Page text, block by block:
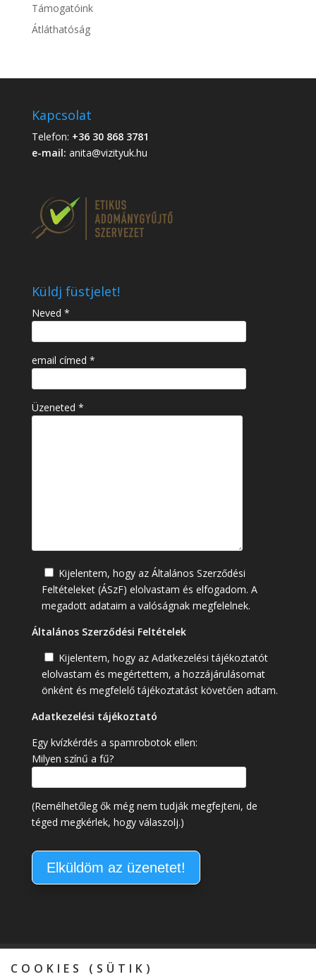
COOKIES (SÜTIK)
Támogatóink
Átláthatóság
Kapcsolat
Telefon: +36 30 868 3781
e-mail: anita@vizityuk.hu
Küldj füstjelet!
Neved *
email címed *
Üzeneted *
Kijelentem, hogy az Általános Szerződési
Feltételeket (ÁSzF) elolvastam és elfogadom. A
megadott adataim a valóságnak megfelelnek.
Általános Szerződési Feltételek
Kijelentem, hogy az Adatkezelési tájékoztatót
elolvastam és megértettem, a hozzájárulásomat
önként és megfelelő tájékoztatást követően adtam.
Adatkezelési tájékoztató
Egy kvízkérdés a spamrobotok ellen:
Milyen színű a fű?
(Remélhetőleg ők még nem tudják megfejteni, de
téged megkérlek, hogy válaszolj.)
Kapcsolat
Általános Szerződési Feltételek